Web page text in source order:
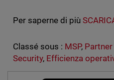
Per saperne di più
Classé sous : MSP,
Security, Efficienza